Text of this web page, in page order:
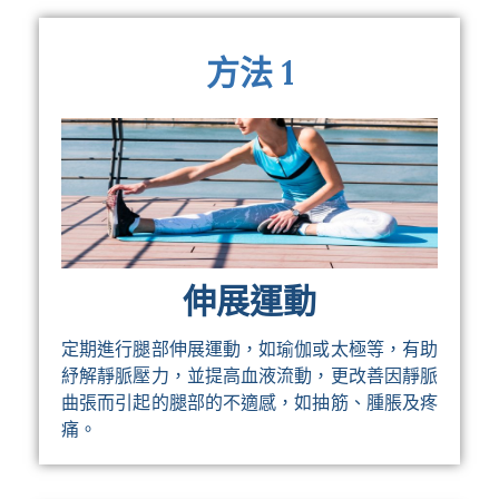
方法 1
伸展運動
定期進行腿部伸展運動，如瑜伽或太極等，有助
紓解靜脈壓力，並提高血液流動，更改善因靜脈
曲張而引起的腿部的不適感，如抽筋、腫脹及疼
痛。